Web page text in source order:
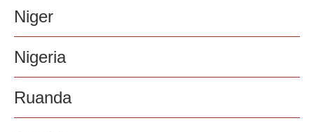
Niger
Nigeria
Ruanda